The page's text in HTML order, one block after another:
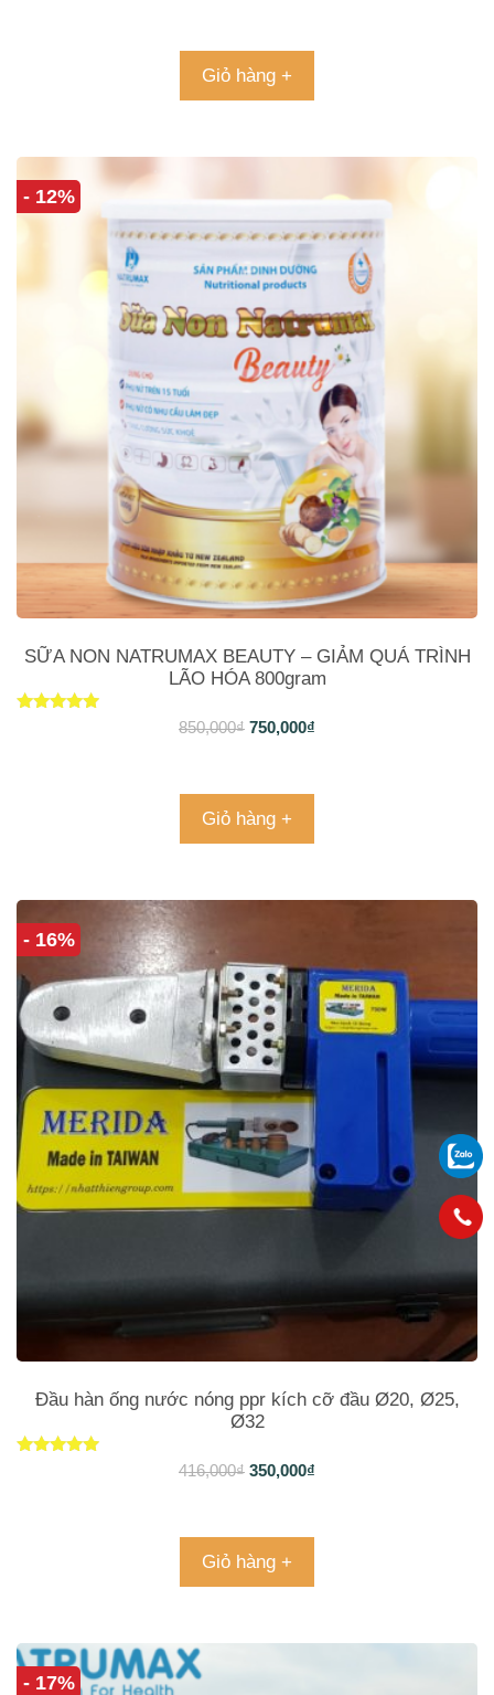
Giỏ hàng +
- 12%
SỮA NON NATRUMAX BEAUTY – GIẢM QUÁ TRÌNH
LÃO HÓA 800gram
850,000₫ 750,000₫
Giỏ hàng +
- 16%
Đầu hàn ống nước nóng ppr kích cỡ đầu Ø20, Ø25,
Ø32
416,000₫ 350,000₫
Giỏ hàng +
- 17%